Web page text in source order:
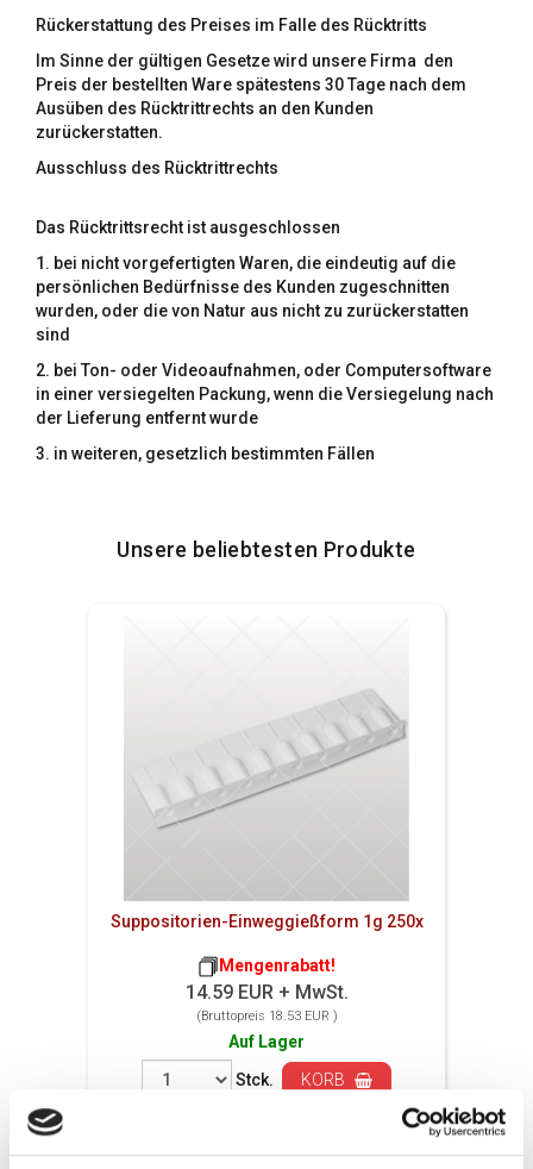
Rückerstattung des Preises im Falle des Rücktritts
Im Sinne der gültigen Gesetze wird unsere Firma den
Preis der bestellten Ware spätestens 30 Tage nach dem
Ausüben des Rücktrittrechts an den Kunden
zurückerstatten.
Ausschluss des Rücktrittrechts
Das Rücktrittsrecht ist ausgeschlossen
1. bei nicht vorgefertigten Waren, die eindeutig auf die
persönlichen Bedürfnisse des Kunden zugeschnitten
wurden, oder die von Natur aus nicht zu zurückerstatten
sind
2. bei Ton- oder Videoaufnahmen, oder Computersoftware
in einer versiegelten Packung, wenn die Versiegelung nach
der Lieferung entfernt wurde
3. in weiteren, gesetzlich bestimmten Fällen
Unsere beliebtesten Produkte
Suppositorien-Einweggießform 1g 250x
Mengenrabatt!
14.59 EUR + MwSt.
(Bruttopreis 18.53 EUR )
Auf Lager
Stck.
KORB